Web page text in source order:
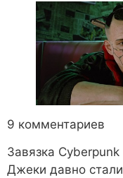
9 комментариев
Завязка
Джеки давно